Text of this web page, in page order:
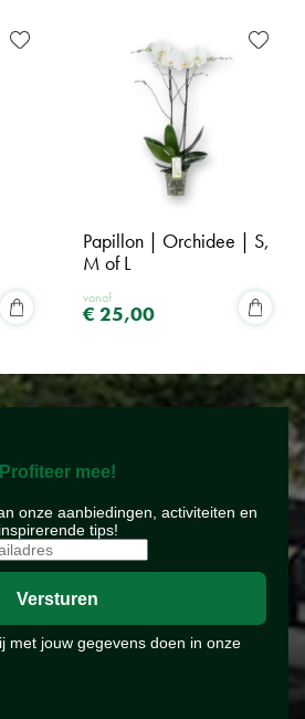
Papillon | Orchidee | S,
M of L
vanaf
€ 25,00
Profiteer mee!
onze aanbiedingen, activiteiten en
inspirerende tips!
met jouw gegevens doen in onze